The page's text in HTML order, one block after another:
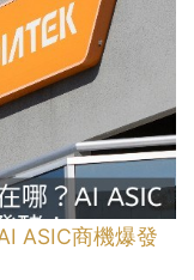
ASIC商機爆發